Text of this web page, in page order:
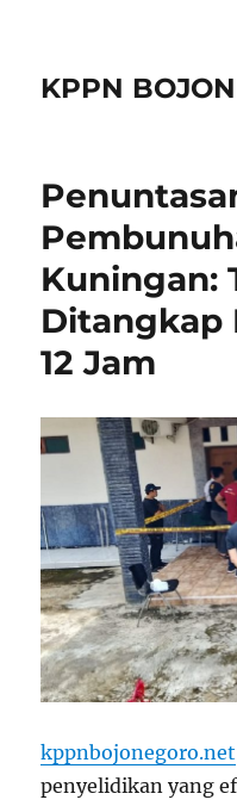
KPPN
Kuningan:
Ditangkap
12 Jam
kppnbojonegoro.net
penyelidikan yang